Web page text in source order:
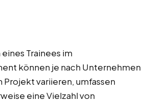
Trainees im
können je nach Unternehmen
Projekt variieren, umfassen
eine Vielzahl von